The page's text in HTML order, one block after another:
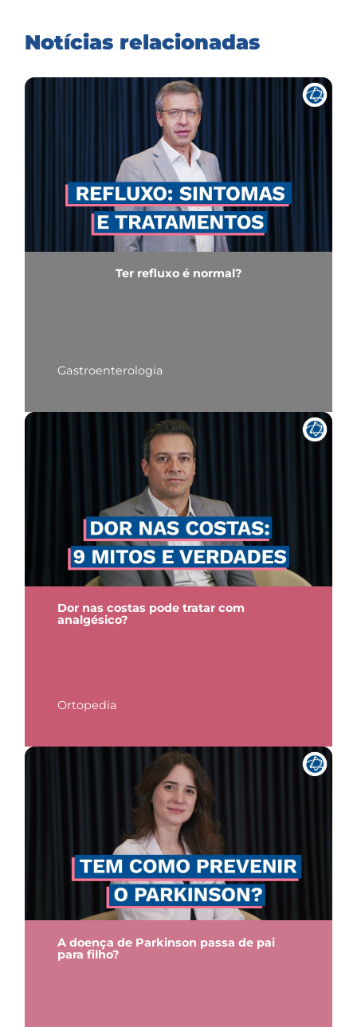
Notícias relacionadas
Ter refluxo é normal?
Gastroenterologia
Dor nas costas pode tratar com
analgésico?
Ortopedia
A doença de Parkinson passa de pai
para filho?